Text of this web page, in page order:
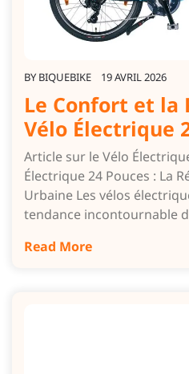
BY BIQUEBIKE 19 AVRIL 2026
Le Confort et la
Vélo Électrique
Article sur le Vélo
Électrique 24 Pouces : La
Urbaine Les vélos
tendance incontournable
Read More